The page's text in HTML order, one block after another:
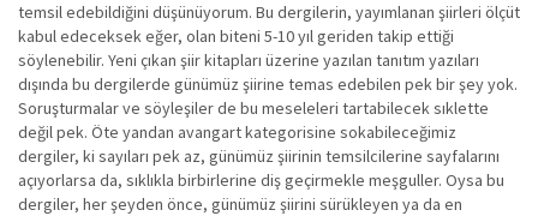
temsil edebildiğini düşünüyorum. Bu dergilerin, yayımlanan şiirleri ölçüt
kabul edeceksek eğer, olan biteni 5-10 yıl geriden takip ettiği
söylenebilir. Yeni çıkan şiir kitapları üzerine yazılan tanıtım yazıları
dışında bu dergilerde günümüz şiirine temas edebilen pek bir şey yok.
Soruşturmalar ve söyleşiler de bu meseleleri tartabilecek sıklette
değil pek. Öte yandan avangart kategorisine sokabileceğimiz
dergiler, ki sayıları pek az, günümüz şiirinin temsilcilerine sayfalarını
açıyorlarsa da, sıklıkla birbirlerine diş geçirmekle meşguller. Oysa bu
dergiler, her şeyden önce, günümüz şiirini sürükleyen ya da en